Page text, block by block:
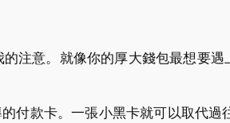
注意。就像你的厚大錢包最想要遇
付款卡。一張小黑卡就可以取代過